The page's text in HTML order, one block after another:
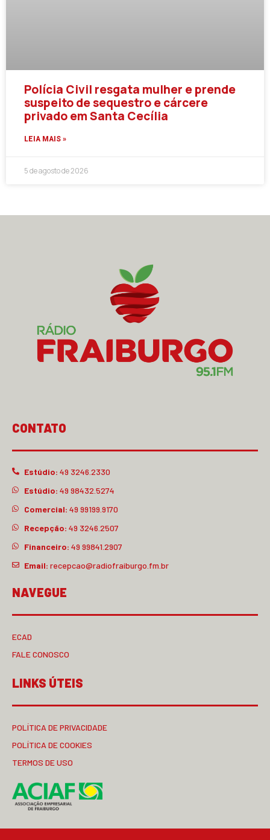
Polícia Civil resgata mulher e prende
suspeito de sequestro e cárcere
privado em Santa Cecília
LEIA MAIS »
5 de agosto de 2026
CONTATO
Estúdio: 49 3246.2330
Estúdio: 49 98432.5274
Comercial: 49 99199.9170
Recepção: 49 3246.2507
Financeiro: 49 99841.2907
Email: recepcao@radiofraiburgo.fm.br
NAVEGUE
ECAD
FALE CONOSCO
LINKS ÚTEIS
POLÍTICA DE PRIVACIDADE
POLÍTICA DE COOKIES
TERMOS DE USO